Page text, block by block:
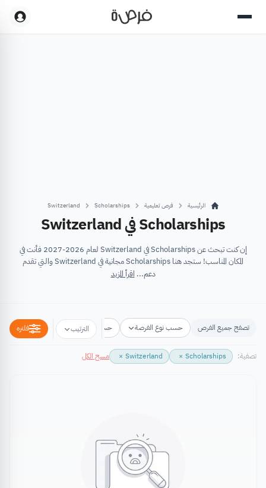
الرئيسية فرص تعليمية Scholarships
Switzerland
Scholarships في Switzerland
إن كنت تبحث عن Scholarships في Switzerland لعام 2026-2027 فأنت في
المكان المناسب! ستجد هنا Scholarships مجانية في Switzerland والتي تقدم
دعم... اقرأ المزيد
تصفح جميع الفرص حسب نوع الفرصة حسب مكان الفرصة حسب الترتيب فلتره
تصفية: Scholarships
×
Switzerland
× مسح الكل